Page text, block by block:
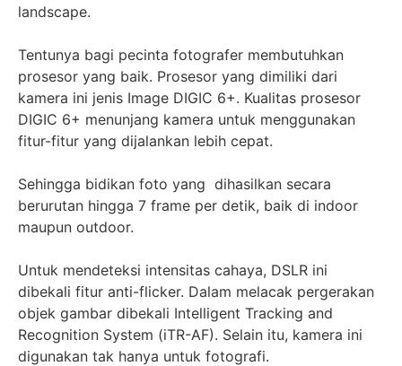
landscape.
Tentunya bagi pecinta fotografer membutuhkan
prosesor yang baik. Prosesor yang dimiliki dari
kamera ini jenis Image DIGIC 6+. Kualitas prosesor
DIGIC 6+ menunjang kamera untuk menggunakan
fitur-fitur yang dijalankan lebih cepat.
Sehingga bidikan foto yang dihasilkan secara
berurutan hingga 7 frame per detik, baik di indoor
maupun outdoor.
Untuk mendeteksi intensitas cahaya, DSLR ini
dibekali fitur anti-flicker. Dalam melacak pergerakan
objek gambar dibekali Intelligent Tracking and
Recognition System (iTR-AF). Selain itu, kamera ini
digunakan tak hanya untuk fotografi.